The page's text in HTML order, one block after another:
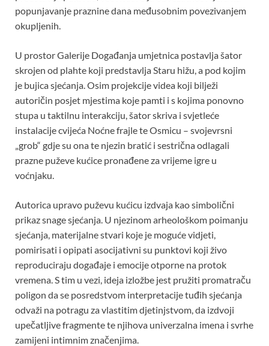
popunjavanje praznine dana međusobnim povezivanjem
okupljenih.
U prostor Galerije Događanja umjetnica postavlja šator
skrojen od plahte koji predstavlja Staru hižu, a pod kojim
je bujica sjećanja. Osim projekcije videa koji bilježi
autoričin posjet mjestima koje pamti i s kojima ponovno
stupa u taktilnu interakciju, šator skriva i svjetleće
instalacije cvijeća Noćne frajle te Osmicu – svojevrsni
„grob“ gdje su ona te njezin bratić i sestrična odlagali
prazne puževe kućice pronađene za vrijeme igre u
voćnjaku.
Autorica upravo puževu kućicu izdvaja kao simbolični
prikaz snage sjećanja. U njezinom arheološkom poimanju
sjećanja, materijalne stvari koje je moguće vidjeti,
pomirisati i opipati asocijativni su punktovi koji živo
reproduciraju događaje i emocije otporne na protok
vremena. S tim u vezi, ideja izložbe jest pružiti promatraču
poligon da se posredstvom interpretacije tuđih sjećanja
odvaži na potragu za vlastitim djetinjstvom, da izdvoji
upečatljive fragmente te njihova univerzalna imena i svrhe
zamijeni intimnim značenjima.